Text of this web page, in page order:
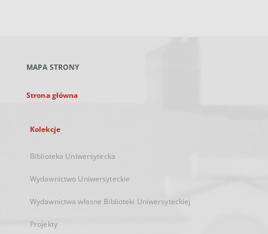
karcie
MAPA STRONY
Strona główna
Kolekcje
Biblioteka Uniwersytecka
Wydawnictwo Uniwersyteckie
Wydawnictwa własne Biblioteki Uniwersyteckiej
Projekty